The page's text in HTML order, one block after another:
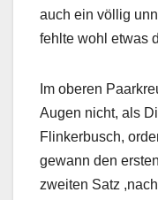
auch ein völlig
fehlte wohl etwas
Im oberen
Augen nicht, als
Flinkerbusch,
gewann den
zweiten Satz